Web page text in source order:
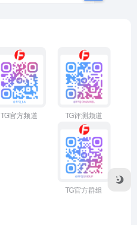
TG官方频道 TG评测频道
TG官方群组